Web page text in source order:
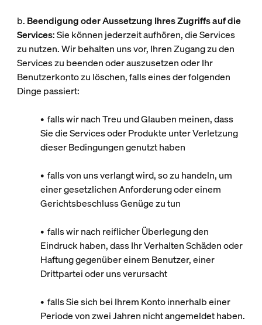
b. Beendigung oder Aussetzung Ihres Zugriffs auf die
Services: Sie können jederzeit aufhören, die Services
zu nutzen. Wir behalten uns vor, Ihren Zugang zu den
Services zu beenden oder auszusetzen oder Ihr
Benutzerkonto zu löschen, falls eines der folgenden
Dinge passiert:
• falls wir nach Treu und Glauben meinen, dass
Sie die Services oder Produkte unter Verletzung
dieser Bedingungen genutzt haben
• falls von uns verlangt wird, so zu handeln, um
einer gesetzlichen Anforderung oder einem
Gerichtsbeschluss Genüge zu tun
• falls wir nach reiflicher Überlegung den
Eindruck haben, dass Ihr Verhalten Schäden oder
Haftung gegenüber einem Benutzer, einer
Drittpartei oder uns verursacht
• falls Sie sich bei Ihrem Konto innerhalb einer
Periode von zwei Jahren nicht angemeldet haben.